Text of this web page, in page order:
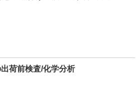
荷前検査/化学分析